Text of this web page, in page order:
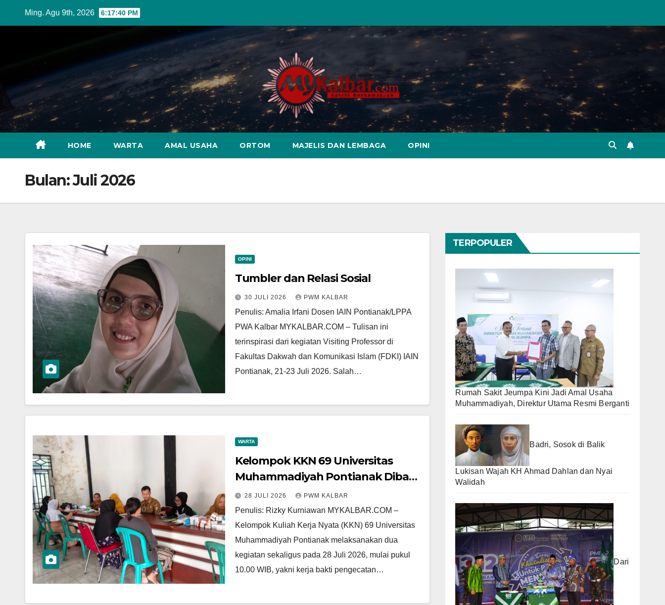
Ming. Agu 9th, 2026 6:17:42 PM
HOME WARTA AMAL USAHA ORTOM MAJELIS DAN LEMBAGA OPINI
Bulan:Juli 2026
OPINI
Tumbler dan Relasi Sosial
30 JULI 2026 PWM KALBAR
Penulis: Amalia Irfani Dosen IAIN Pontianak/LPPA
PWA Kalbar MYKALBAR.COM – Tulisan ini
terinspirasi dari kegiatan Visiting Professor di
Fakultas Dakwah dan Komunikasi Islam (FDKI) IAIN
Pontianak, 21-23 Juli 2026. Salah…
WARTA
Kelompok KKN 69 Universitas
Muhammadiyah Pontianak Dibagi
Dua Tim, Cat Bangunan dan
Dampingi Pelayanan Posyandu
Lansia Desa Sungai Batang
28 JULI 2026 PWM KALBAR
Penulis: Rizky Kurniawan MYKALBAR.COM –
Kelompok Kuliah Kerja Nyata (KKN) 69 Universitas
Muhammadiyah Pontianak melaksanakan dua
kegiatan sekaligus pada 28 Juli 2026, mulai pukul
10.00 WIB, yakni kerja bakti pengecatan…
TERPOPULER
Rumah Sakit Jeumpa Kini Jadi Amal Usaha
Muhammadiyah, Direktur Utama Resmi Berganti
Badri, Sosok di Balik
Lukisan Wajah KH Ahmad Dahlan dan Nyai
Walidah
Dari